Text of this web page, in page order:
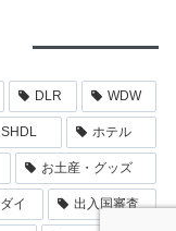
DLR WDW
SHDL ホテル
お土産・グッズ
イ 出入国審査